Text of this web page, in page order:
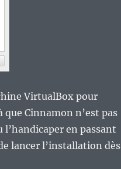
VirtualBox pour
Cinnamon n’est pas
l’handicaper en passant
lancer l’installation dès